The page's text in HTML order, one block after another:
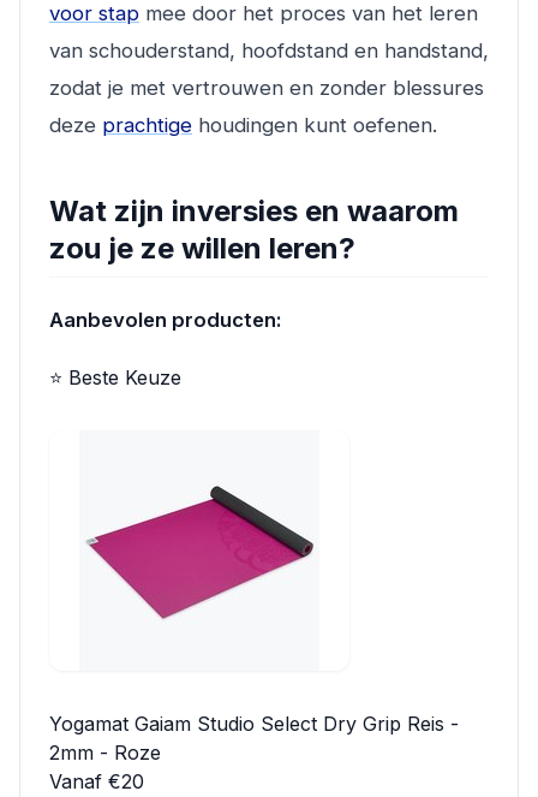
voor stap mee door het proces van het leren
van schouderstand, hoofdstand en handstand,
zodat je met vertrouwen en zonder blessures
deze prachtige houdingen kunt oefenen.
Wat zijn inversies en waarom
zou je ze willen leren?
Aanbevolen producten:
⭐ Beste Keuze
Yogamat Gaiam Studio Select Dry Grip Reis -
2mm - Roze
Vanaf €20